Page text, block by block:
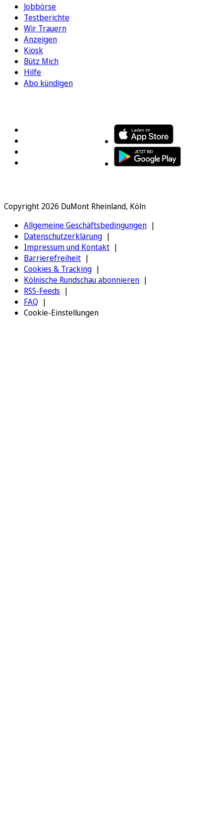
Jobbörse
Testberichte
Wir Trauern
Anzeigen
Kiosk
Bütz Mich
Hilfe
Abo kündigen
Copyright 2026 DuMont Rheinland, Köln
Allgemeine Geschäftsbedingungen
Datenschutzerklärung
Impressum und Kontakt
Barrierefreiheit
Cookies & Tracking
Kölnische Rundschau abonnieren
RSS-Feeds
FAQ
Cookie-Einstellungen